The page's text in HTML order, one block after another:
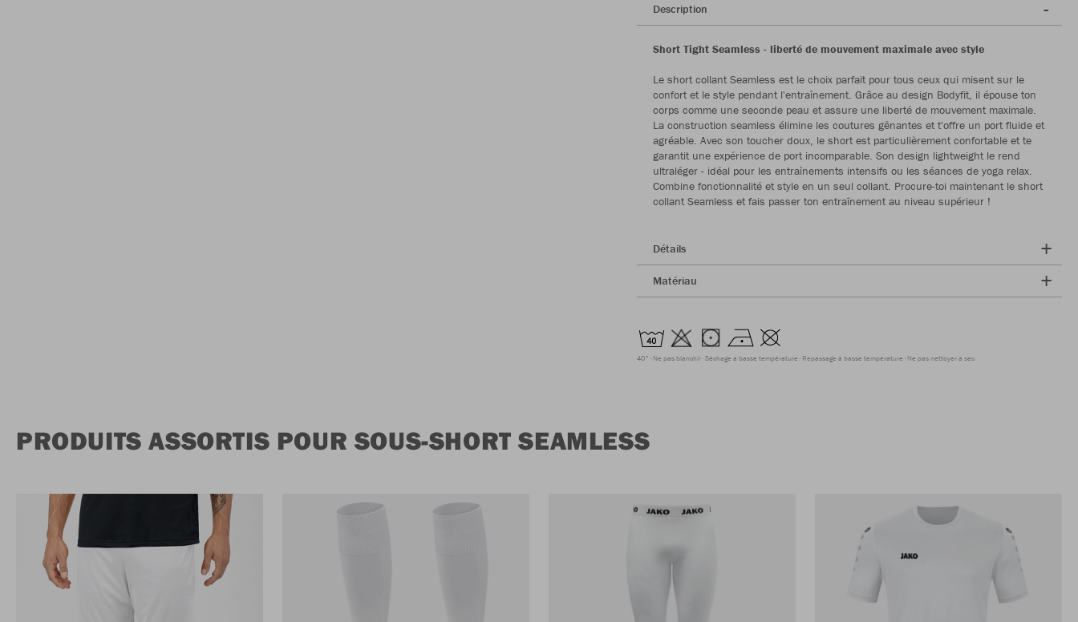
Description
Short Tight Seamless - liberté de mouvement maximale avec style
Le short collant Seamless est le choix parfait pour tous ceux qui misent sur le
confort et le style pendant l'entraînement. Grâce au design Bodyfit, il épouse ton
corps comme une seconde peau et assure une liberté de mouvement maximale.
La construction seamless élimine les coutures gênantes et t'offre un port fluide et
agréable. Avec son toucher doux, le short est particulièrement confortable et te
garantit une expérience de port incomparable. Son design lightweight le rend
ultraléger - idéal pour les entraînements intensifs ou les séances de yoga relax.
Combine fonctionnalité et style en un seul collant. Procure-toi maintenant le short
collant Seamless et fais passer ton entraînement au niveau supérieur !
Détails
Matériau
40° Ne pas blanchir Séchage à basse température Repassage à basse température Ne pas nettoyer à sec
PRODUITS ASSORTIS POUR SOUS-SHORT SEAMLESS